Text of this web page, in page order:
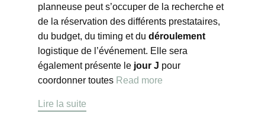
planneuse peut s’occuper de la recherche et
de la réservation des différents prestataires,
du budget, du timing et du déroulement
logistique de l’événement. Elle sera
également présente le jour J pour
coordonner toutes Read more
Lire la suite